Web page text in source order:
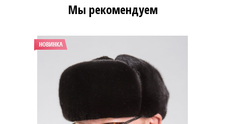
Мы рекомендуем